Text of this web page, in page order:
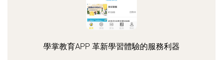
學掌教育APP 革新學習體驗的服務利器